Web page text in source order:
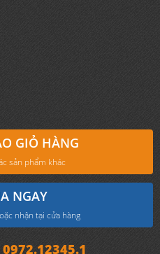
GIỎ HÀNG
sản phẩm khác
NGAY
nhận tại cửa hàng